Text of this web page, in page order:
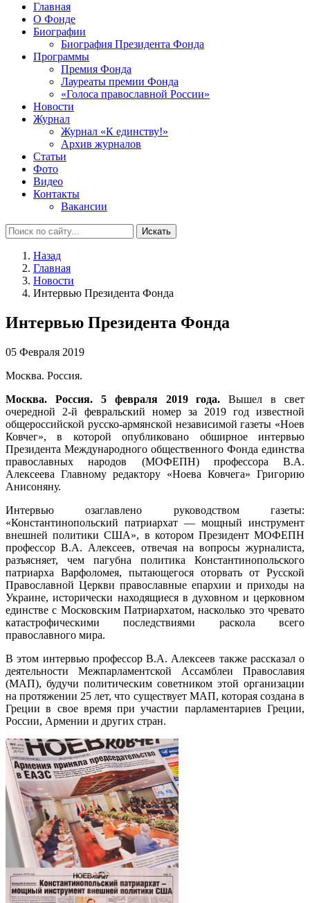
Главная
О Фонде
Биографии
Биография Президента Фонда
Программы
Премия Фонда
Лауреаты премии Фонда
«Голоса православной России»
Новости
Журнал
Журнал «К единству!»
Архив журналов
Статьи
Фото
Видео
Контакты
Вакансии
Искать
Назад
Главная
Новости
Интервью Президента Фонда
Интервью Президента Фонда
05 Февраля 2019
Москва. Россия.
Москва. Россия. 5 февраля 2019 года. Вышел в свет
очередной 2-й февральский номер за 2019 год известной
общероссийской русско-армянской независимой газеты «Ноев
Ковчег», в которой опубликовано обширное интервью
Президента Международного общественного Фонда единства
православных народов (МОФЕПН) профессора В.А.
Алексеева Главному редактору «Ноева Ковчега» Григорию
Анисоняну.
Интервью озаглавлено руководством газеты:
«Константинопольский патриархат — мощный инструмент
внешней политики США», в котором Президент МОФЕПН
профессор В.А. Алексеев, отвечая на вопросы журналиста,
разъясняет, чем пагубна политика Константинопольского
патриарха Варфоломея, пытающегося оторвать от Русской
Православной Церкви православные епархии и приходы на
Украине, исторически находящиеся в духовном и церковном
единстве с Московским Патриархатом, насколько это чревато
катастрофическими последствиями раскола всего
православного мира.
В этом интервью профессор В.А. Алексеев также рассказал о
деятельности Межпарламентской Ассамблеи Православия
(МАП), будучи политическим советником этой организации
на протяжении 25 лет, что существует МАП, которая создана в
Греции в свое время при участии парламентариев Греции,
России, Армении и других стран.